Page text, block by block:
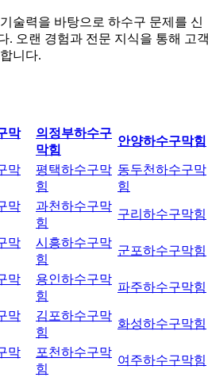
술력을 바탕으로 하수구 문제를 신
. 오랜 경험과 전문 지식을 통해 고
니다.
막
의정부하수구
막힘
안양하수구막힘
막
평택하수구막
힘
동두천하수구막
힘
막
과천하수구막
힘
구리하수구막힘
막
시흥하수구막
힘
군포하수구막힘
막
용인하수구막
힘
파주하수구막힘
막
김포하수구막
힘
화성하수구막힘
막
포천하수구막
힘
여주하수구막힘